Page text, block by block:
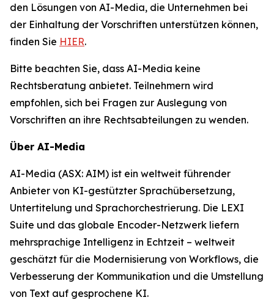
den Lösungen von AI-Media, die Unternehmen bei
der Einhaltung der Vorschriften unterstützen können,
finden Sie HIER.
Bitte beachten Sie, dass AI-Media keine
Rechtsberatung anbietet. Teilnehmern wird
empfohlen, sich bei Fragen zur Auslegung von
Vorschriften an ihre Rechtsabteilungen zu wenden.
Über AI-Media
AI-Media (ASX: AIM) ist ein weltweit führender
Anbieter von KI-gestützter Sprachübersetzung,
Untertitelung und Sprachorchestrierung. Die LEXI
Suite und das globale Encoder-Netzwerk liefern
mehrsprachige Intelligenz in Echtzeit – weltweit
geschätzt für die Modernisierung von Workflows, die
Verbesserung der Kommunikation und die Umstellung
von Text auf gesprochene KI.